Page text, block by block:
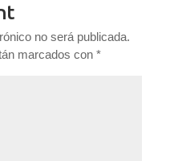
no será publicada.
marcados con *